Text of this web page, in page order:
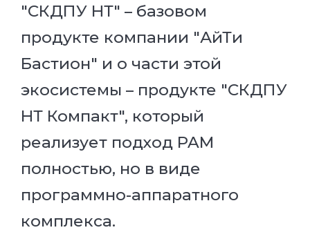
"СКДПУ НТ" – базовом
продукте компании "АйТи
Бастион" и о части этой
экосистемы – продукте "СКДПУ
НТ Компакт", который
реализует подход PAM
полностью, но в виде
программно-аппаратного
комплекса.